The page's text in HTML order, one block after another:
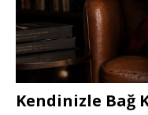
Kendinizle Bağ